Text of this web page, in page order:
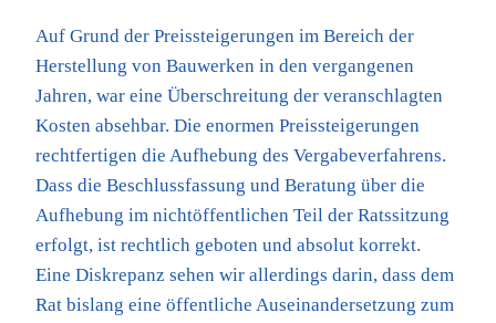
Auf Grund der Preissteigerungen im Bereich der
Herstellung von Bauwerken in den vergangenen
Jahren, war eine Überschreitung der veranschlagten
Kosten absehbar. Die enormen Preissteigerungen
rechtfertigen die Aufhebung des Vergabeverfahrens.
Dass die Beschlussfassung und Beratung über die
Aufhebung im nichtöffentlichen Teil der Ratssitzung
erfolgt, ist rechtlich geboten und absolut korrekt.
Eine Diskrepanz sehen wir allerdings darin, dass dem
Rat bislang eine öffentliche Auseinandersetzung zum